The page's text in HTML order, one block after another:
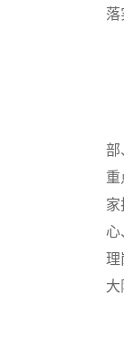
落
(
部
重
家
心
理
大